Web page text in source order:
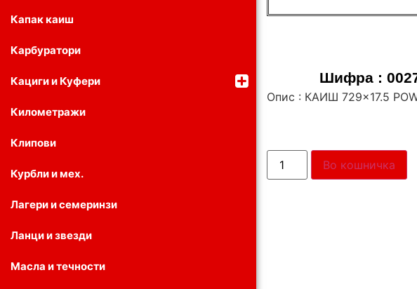
Капак каиш
Карбуратори
Кациги и Куфери
Километражи
Клипови
Курбли и мех.
Лагери и семеринзи
Ланци и звезди
Масла и течности
Шифра :
Опис : КАИШ 729×17.5
Во кошничка